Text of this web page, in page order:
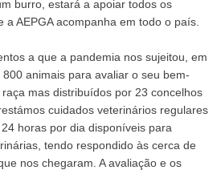
burro, estará a apoiar todos os
AEPGA acompanha em todo o país.
a que a pandemia nos sujeitou, em
animais para avaliar o seu bem-
mas distribuídos por 23 concelhos
cuidados veterinários regulares
horas por dia disponíveis para
tendo respondido às cerca de
nos chegaram. A avaliação e os